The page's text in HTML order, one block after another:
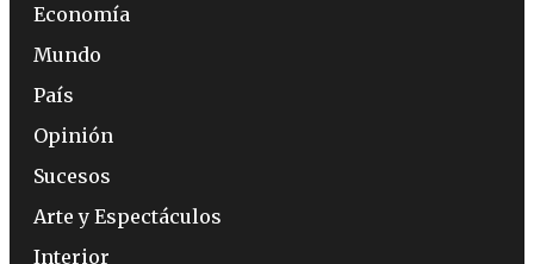
Economía
Mundo
País
Opinión
Sucesos
Arte y Espectáculos
Interior